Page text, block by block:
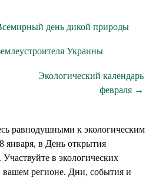
день дикой природы
Украины
Экологический календарь
февраля →
равнодушными к экологическим
января, в День открытия
в экологических
вашем регионе. Дни, события и